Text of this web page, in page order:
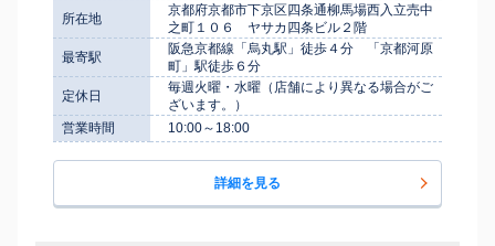
所在地
京都府京都市下京区四条通柳馬場西入立売中
之町１０６ ヤサカ四条ビル２階
最寄駅
阪急京都線「烏丸駅」徒歩４分 「京都河原
町」駅徒歩６分
定休日
毎週火曜・水曜（店舗により異なる場合がご
ざいます。）
営業時間
10:00～18:00
詳細を見る